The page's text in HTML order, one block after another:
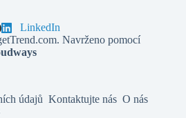
LinkedIn
Navrženo pomocí
údajů Kontaktujte nás O nás